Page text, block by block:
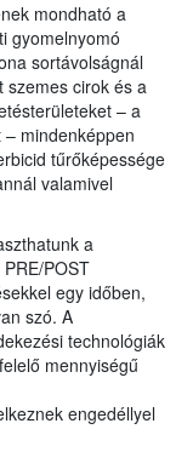
mondható a
gyomelnyomó
sortávolságnál
szemes cirok és a
– a
mindenképpen
tűrőképessége
valamivel
a
POST
egy időben,
szó. A
technológiák
mennyiségű
engedéllyel